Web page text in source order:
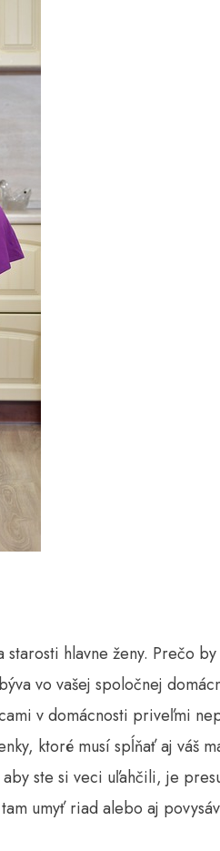
hlavne ženy. Prečo
vo vašej spoločnej
v domácnosti priveľmi
ktoré musí spĺňať aj váš
ste si veci uľahčili, je
umyť riad alebo aj